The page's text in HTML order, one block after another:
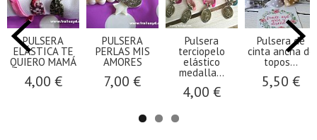
PULSERA
ELÁSTICA TE
QUIERO MAMÁ
4,00 €
PULSERA
PERLAS MIS
AMORES
7,00 €
Pulsera
terciopelo
elástico
medalla...
4,00 €
Pulsera de
cinta ancha de
topos...
5,50 €